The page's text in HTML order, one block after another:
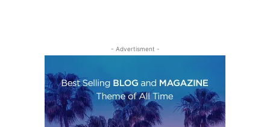
- Advertisment -